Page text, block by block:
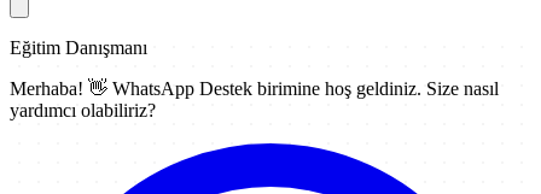
Eğitim Danışmanı
Merhaba! 👋 WhatsApp Destek birimine hoş geldiniz. Size nasıl
yardımcı olabiliriz?